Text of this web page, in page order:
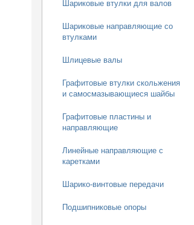
Шариковые втулки для валов
Шариковые направляющие со
втулками
Шлицевые валы
Графитовые втулки скольжения
и самосмазывающиеся шайбы
Графитовые пластины и
направляющие
Линейные направляющие с
каретками
Шарико-винтовые передачи
Подшипниковые опоры